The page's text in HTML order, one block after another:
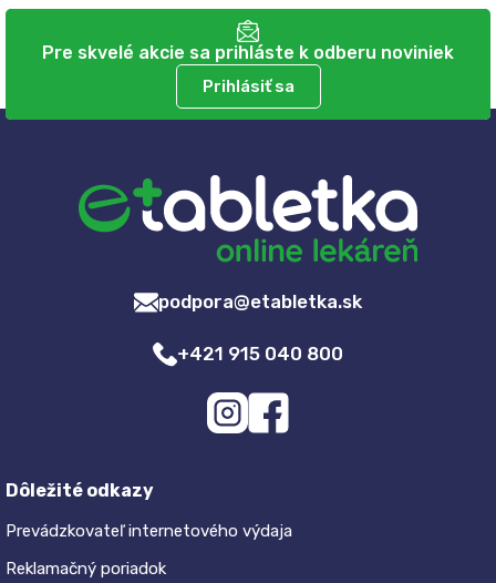
Pre skvelé akcie sa prihláste k odberu noviniek
Prihlásiť sa
podpora@etabletka.sk
+421 915 040 800
Dôležité odkazy
Prevádzkovateľ internetového výdaja
Reklamačný poriadok